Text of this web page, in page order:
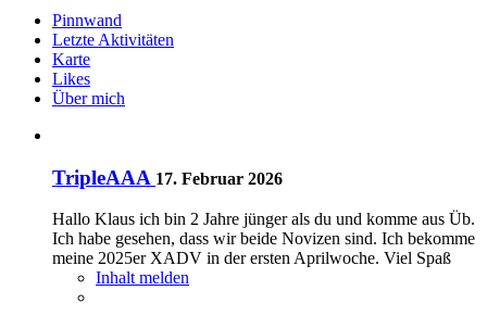
Pinnwand
Letzte Aktivitäten
Karte
Likes
Über mich
TripleAAA 17. Februar 2026
Hallo Klaus ich bin 2 Jahre jünger als du und komme aus Üb.
Ich habe gesehen, dass wir beide Novizen sind. Ich bekomme
meine 2025er XADV in der ersten Aprilwoche. Viel Spaß
Inhalt melden